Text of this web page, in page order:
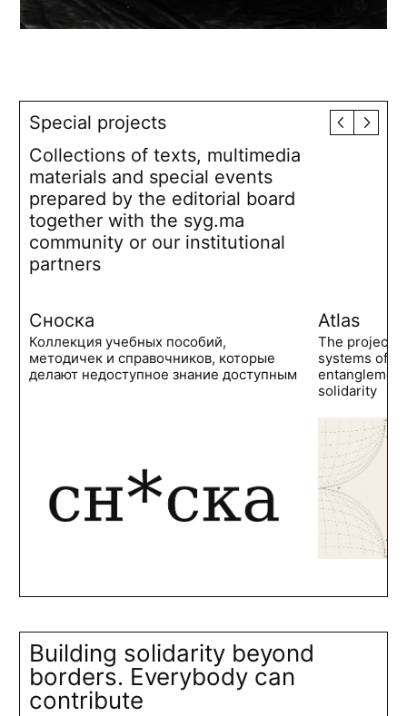
Special projects
Collections of texts, multimedia
materials and special events
prepared by the editorial board
together with the syg.ma
community or our institutional
partners
Сноска
Коллекция учебных пособий,
методичек и справочников, которые
делают недоступное знание доступным
Atlas
The project
systems of
solidarity
Building solidarity beyond
borders. Everybody can
contribute